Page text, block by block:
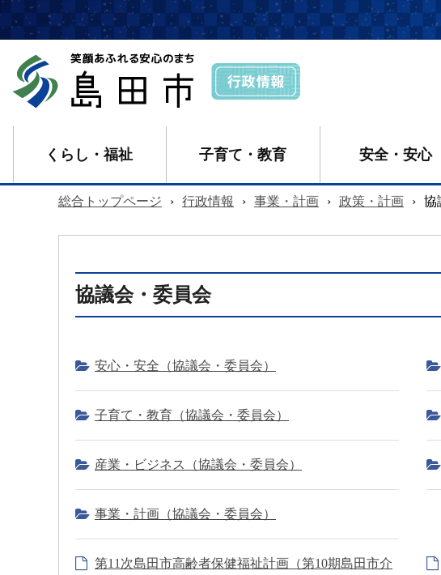
くらし・福祉 子育て・教育 安全・安心
総合トップページ › 行政情報 › 事業・計画 › 政策・計画 › 協
協議会・委員会
安心・安全（協議会・委員会）
子育て・教育（協議会・委員会）
産業・ビジネス（協議会・委員会）
事業・計画（協議会・委員会）
第11次島田市高齢者保健福祉計画（第10期島田市介